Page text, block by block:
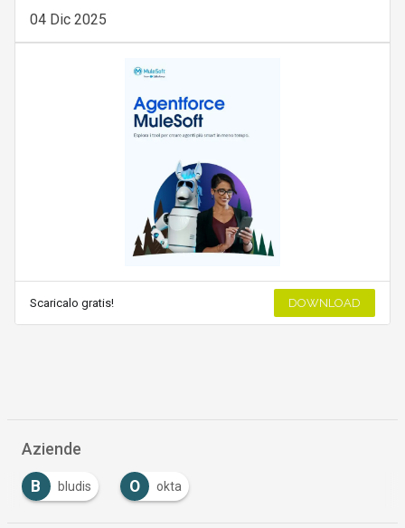
04 Dic 2025
Scaricalo gratis! DOWNLOAD
Aziende
B bludis O okta